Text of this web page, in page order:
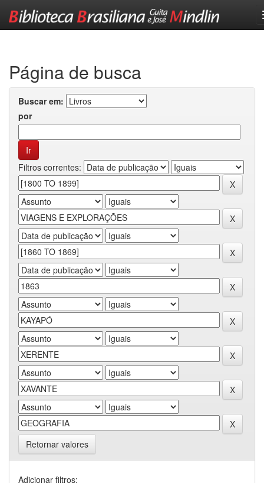
Página de busca
Buscar em:
por
Filtros correntes:
Retornar valores
Adicionar filtros: